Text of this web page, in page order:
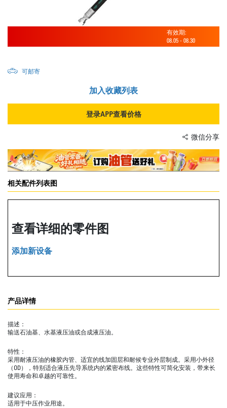
有效期:
08.05 - 08.30
可邮寄
加入收藏列表
登录APP查看价格
微信分享
相关配件列表图
查看详细的零件图
添加新设备
产品详情
描述：
输送石油基、水基液压油或合成液压油。
特性：
采用耐液压油的橡胶内管、适宜的线加固层和耐候专业外层制成。采用小外径
（OD），特别适合液压先导系统内的紧密布线。这些特性可简化安装，带来长
使用寿命和卓越的可靠性。
建议应用：
适用于中压作业用途。